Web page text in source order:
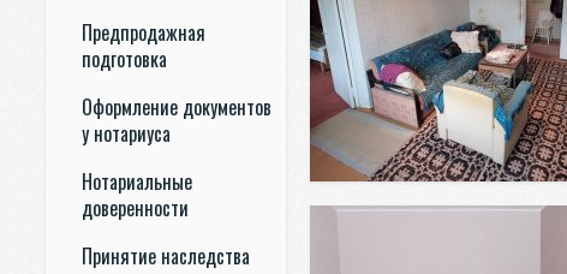
Предпродажная
подготовка
Оформление документов
у нотариуса
Нотариальные
доверенности
Принятие наследства